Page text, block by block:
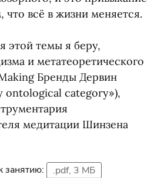
всё в жизни меняется.
этой темы я беру,
и метатеоретического
Бренды Дервин
ontological category»),
медитации Шинзена
занятию: .pdf, 3 МБ